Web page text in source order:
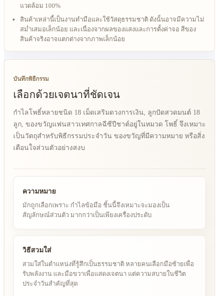
แวดล้อม 100%
สินค้าเหล่านี้เป็นงานทำมือและใช้วัสดุธรรมชาติ ดังนั้นอาจมีความไม่
สม่ำเสมอเล็กน้อย และเนื่องจากผลของแสงและการตั้งค่าจอ สีของ
สินค้าจริงอาจแตกต่างจากภาพเล็กน้อย
บันทึกพิธีกรรม
เลือกด้วยเจตนาที่ชัดเจน
กำไลโพธิ์หลายชนิด 18 เม็ดเสริมดวงการเงิน, ลูกปัดสวดมนต์ 18
ลูก, ของขวัญแฟนสาวเทศกาลฉีซีปีชาต์อยู่ในหมวด โพธิ์ จึงเหมาะ
เป็นวัตถุสำหรับพิธีกรรมประจำวัน ของขวัญที่มีความหมาย หรือสิ่ง
เตือนใจส่วนตัวอย่างสงบ
ความหมาย
มักถูกเลือกเพราะ กำไลข้อมือ ชิ้นนี้จึงเหมาะจะมองเป็น
สัญลักษณ์ส่วนตัว มากกว่าเป็นเพียงเครื่องประดับ
วิธีสวมใส่
สวมใส่ในตำแหน่งที่รู้สึกเป็นธรรมชาติ หลายคนเลือกมือซ้ายเพื่อ
รับพลังงาน และมือขวาเพื่อแสดงเจตนา แต่ความสบายในชีวิต
ประจำวันสำคัญที่สุด